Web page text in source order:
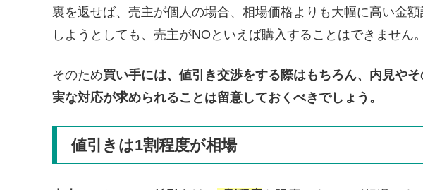
裏を返せば、売主が個人の場合、相場価格よりも大幅に高い金
しようとしても、売主がNOといえば購入することはできません。
そのため買い手には、値引き交渉をする際はもちろん、内見や
実な対応が求められることは留意しておくべきでしょう。
値引きは1割程度が相場